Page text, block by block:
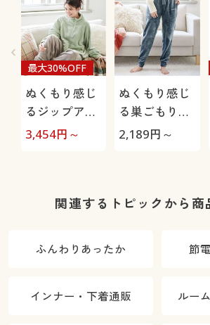
ぬくもり感じ
るジップアッ
プルームウェ
最大30%OFF
3,454円～
ぬくもり感じ
る巣ごもりル
ームパンツ(両
2,189円～
関連するトピックから商
ふんわりあったか 節
インナー・下着通販 ルー